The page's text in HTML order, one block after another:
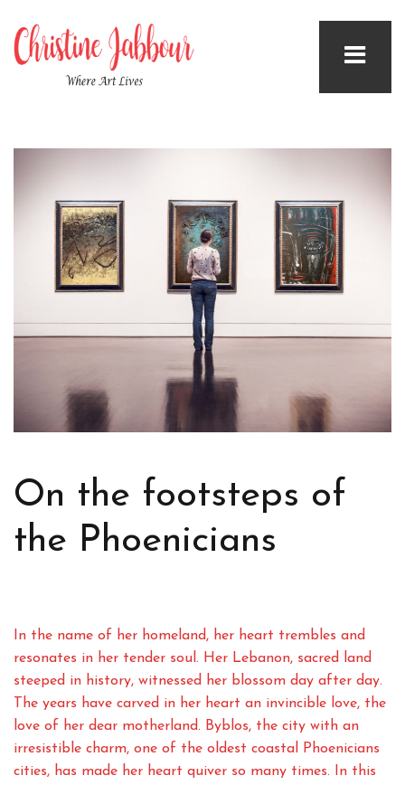
On the footsteps of
the Phoenicians
In the name of her homeland, her heart trembles and
resonates in her tender soul. Her Lebanon, sacred land
steeped in history, witnessed her blossom day after day.
The years have carved in her heart an invincible love, the
love of her dear motherland. Byblos, the city with an
irresistible charm, one of the oldest coastal Phoenicians
cities, has made her heart quiver so many times. In this